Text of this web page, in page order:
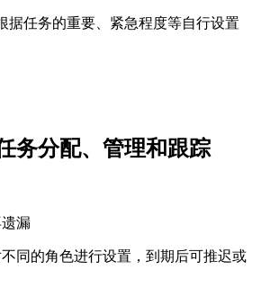
据任务的重要、紧急程度等自行设置
务分配、管理和跟踪
漏
同的角色进行设置，到期后可推迟或